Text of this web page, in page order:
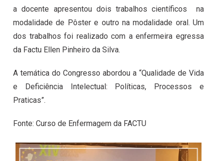
a docente apresentou dois trabalhos científicos na
modalidade de Pôster e outro na modalidade oral. Um
dos trabalhos foi realizado com a enfermeira egressa
da Factu Ellen Pinheiro da Silva.
A temática do Congresso abordou a “Qualidade de Vida
e Deficiência Intelectual: Políticas, Processos e
Praticas”.
Fonte: Curso de Enfermagem da FACTU